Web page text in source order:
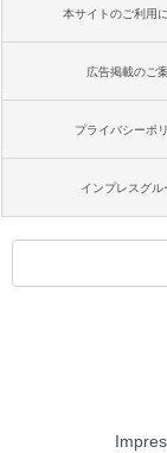
本サイトのご利用
広告掲載のご
プライバシーポ
インプレスグル